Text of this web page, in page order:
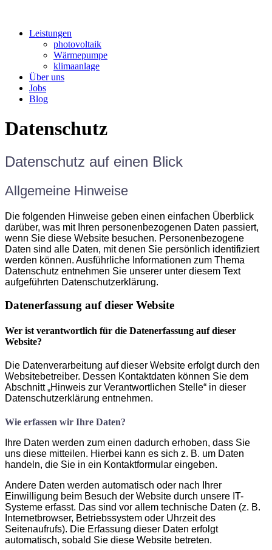
Leistungen
photovoltaik
Wärmepumpe
klimaanlage
Über uns
Jobs
Blog
Datenschutz
Datenschutz auf einen Blick
Allgemeine Hinweise
Die folgenden Hinweise geben einen einfachen Überblick
darüber, was mit Ihren personenbezogenen Daten passiert,
wenn Sie diese Website besuchen. Personenbezogene
Daten sind alle Daten, mit denen Sie persönlich identifiziert
werden können. Ausführliche Informationen zum Thema
Datenschutz entnehmen Sie unserer unter diesem Text
aufgeführten Datenschutzerklärung.
Datenerfassung auf dieser Website
Wer ist verantwortlich für die Datenerfassung auf dieser
Website?
Die Datenverarbeitung auf dieser Website erfolgt durch den
Websitebetreiber. Dessen Kontaktdaten können Sie dem
Abschnitt „Hinweis zur Verantwortlichen Stelle“ in dieser
Datenschutzerklärung entnehmen.
Wie erfassen wir Ihre Daten?
Ihre Daten werden zum einen dadurch erhoben, dass Sie
uns diese mitteilen. Hierbei kann es sich z. B. um Daten
handeln, die Sie in ein Kontaktformular eingeben.
Andere Daten werden automatisch oder nach Ihrer
Einwilligung beim Besuch der Website durch unsere IT-
Systeme erfasst. Das sind vor allem technische Daten (z. B.
Internetbrowser, Betriebssystem oder Uhrzeit des
Seitenaufrufs). Die Erfassung dieser Daten erfolgt
automatisch, sobald Sie diese Website betreten.